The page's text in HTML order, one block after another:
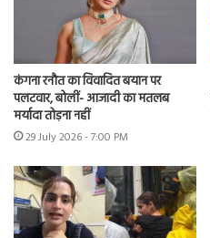
कंगना रनौत का विवादित बयान पर
पलटवार, बोलीं- आजादी का मतलब
मर्यादा तोड़ना नहीं
29 July 2026 - 7:00 PM